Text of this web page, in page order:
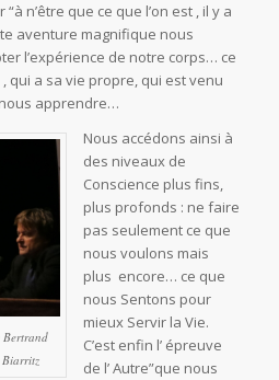
n’être que ce que l’on est , il y a
aventure magnifique nous
l’expérience de notre corps… ce
qui a sa vie propre, qui est venu
apprendre…
Bertrand
Biarritz
Nous accédons ainsi à
des niveaux de
Conscience plus fins,
plus profonds : ne faire
pas seulement ce que
nous voulons mais
plus encore… ce que
nous Sentons pour
mieux Servir la Vie.
C’est enfin l’ épreuve
de l’ Autre”que nous